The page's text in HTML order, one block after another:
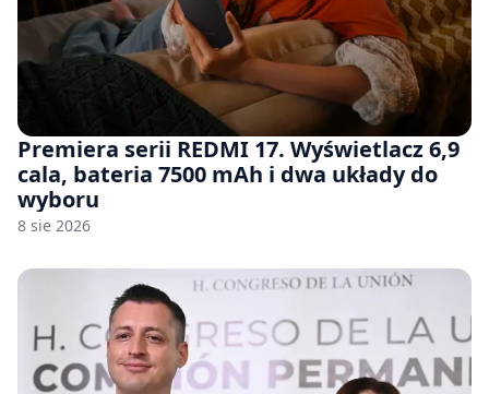
Premiera serii REDMI 17. Wyświetlacz 6,9
cala, bateria 7500 mAh i dwa układy do
wyboru
8 sie 2026